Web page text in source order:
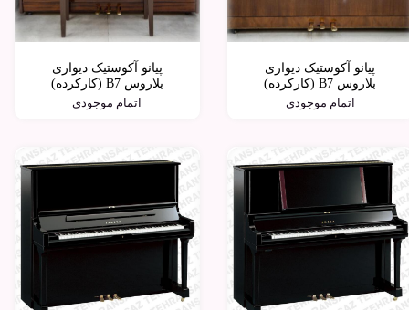
پیانو آکوستیک دیواری
بلاروس B7 (کارکرده)
اتمام موجودی
پیانو آکوستیک دیواری
بلاروس B7 (کارکرده)
اتمام موجودی